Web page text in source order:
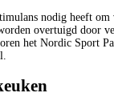
nodig heeft
overtuigd door
het Nordic Sport